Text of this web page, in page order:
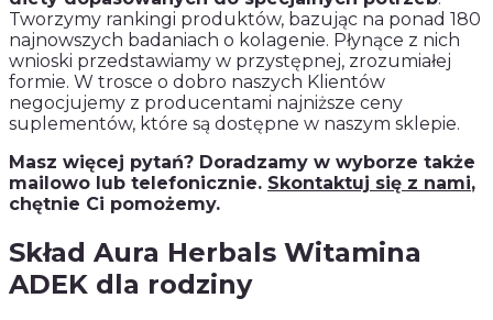
Tworzymy rankingi produktów, bazując na ponad 180
najnowszych badaniach o kolagenie. Płynące z nich
wnioski przedstawiamy w przystępnej, zrozumiałej
formie. W trosce o dobro naszych Klientów
negocjujemy z producentami najniższe ceny
suplementów, które są dostępne w naszym sklepie.
Masz więcej pytań? Doradzamy w wyborze także
mailowo lub telefonicznie. Skontaktuj się z nami,
chętnie Ci pomożemy.
Skład Aura Herbals Witamina
ADEK dla rodziny